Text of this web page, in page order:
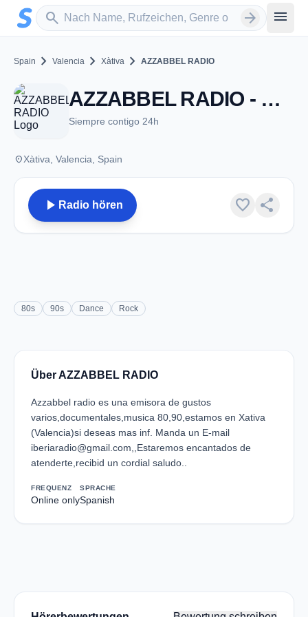
Zum Hauptinhalt springen
search
Sender suchen arrow_forward menu
Spain chevron_right Valencia chevron_right Xàtiva chevron_right AZZABBEL RADIO
AZZABBEL RADIO - Xàtiva
Siempre contigo 24h
placeXàtiva, Valencia, Spain
play_arrow Radio hören favorite share
80s 90s Dance Rock
Über AZZABBEL RADIO
Azzabbel radio es una emisora de gustos
varios,documentales,musica 80,90,estamos en Xativa
(Valencia)si deseas mas inf. Manda un E-mail
iberiaradio@gmail.com,,Estaremos encantados de
atenderte,recibid un cordial saludo..
FREQUENZ
Online only
SPRACHE
Spanish